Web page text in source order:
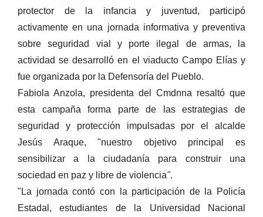
protector de la infancia y juventud, participó
activamente en una jornada informativa y preventiva
sobre seguridad vial y porte ilegal de armas, la
actividad se desarrolló en el viaducto Campo Elías y
fue organizada por la Defensoría del Pueblo.
Fabiola Anzola, presidenta del Cmdnna resaltó que
esta campaña forma parte de las estrategias de
seguridad y protección impulsadas por el alcalde
Jesús Araque,"nuestro objetivo principal es
sensibilizar a la ciudadanía para construir una
sociedad en paz y libre de violencia".
"La jornada contó con la participación de la Policía
Estadal, estudiantes de la Universidad Nacional